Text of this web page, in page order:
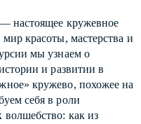
настоящее кружевное
красоты, мастерства и
мы узнаем о
и развитии в
кружево, похожее на
себя в роли
как из